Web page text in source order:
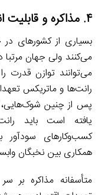
۴. مذاکره و
بسیاری از کشورهای
می‌کنند ولی جهان
می‌توانند توازن قدرت
رانت‌ها و ماتریکس
پس از چنین شوک‌هایی،
یافته است باید
کسب‌وکارهای
همکاری بین نخبگان
متأسفانه مذاکره